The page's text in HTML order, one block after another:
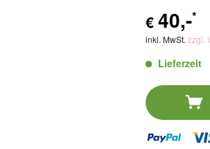
€ 40,-*
inkl. MwSt. zzgl.
Lieferzeit